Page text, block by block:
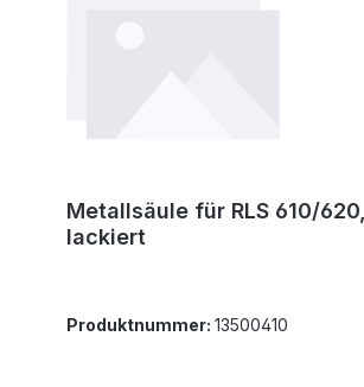
Metallsäule für RLS 610/
lackiert
Produktnummer: 13500410